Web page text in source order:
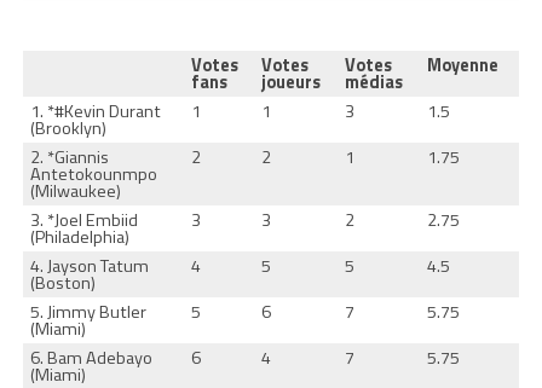
Votes
fans
Votes
joueurs
Votes
médias
Moyenne
1. *#Kevin Durant
(Brooklyn)
1 1 3
1.5
2. *Giannis
Antetokounmpo
(Milwaukee)
2 2 1 1.75
3. *Joel Embiid
(Philadelphia)
3 3 2
2.75
4. Jayson Tatum
(Boston)
4 5 5
4.5
5. Jimmy Butler
(Miami)
5 6 7
5.75
6. Bam Adebayo
(Miami)
6 4 7
5.75